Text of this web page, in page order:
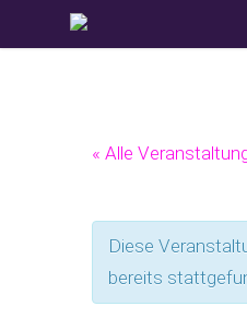
to
« Alle
Diese
bereits